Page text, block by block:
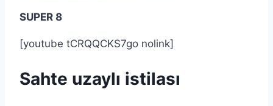
SUPER 8
[youtube tCRQQCKS7go nolink]
Sahte uzaylı istilası